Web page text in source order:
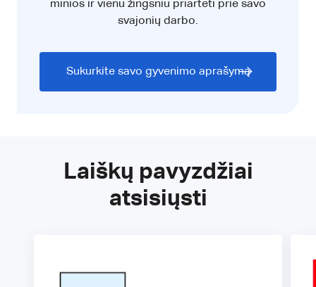
minios ir vienu žingsniu priartėti prie savo
svajonių darbo.
Sukurkite savo gyvenimo aprašymą
Laiškų pavyzdžiai
atsisiųsti